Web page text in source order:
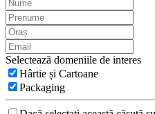
Selectează domeniile de interes
Hârtie și Cartoane
Packaging